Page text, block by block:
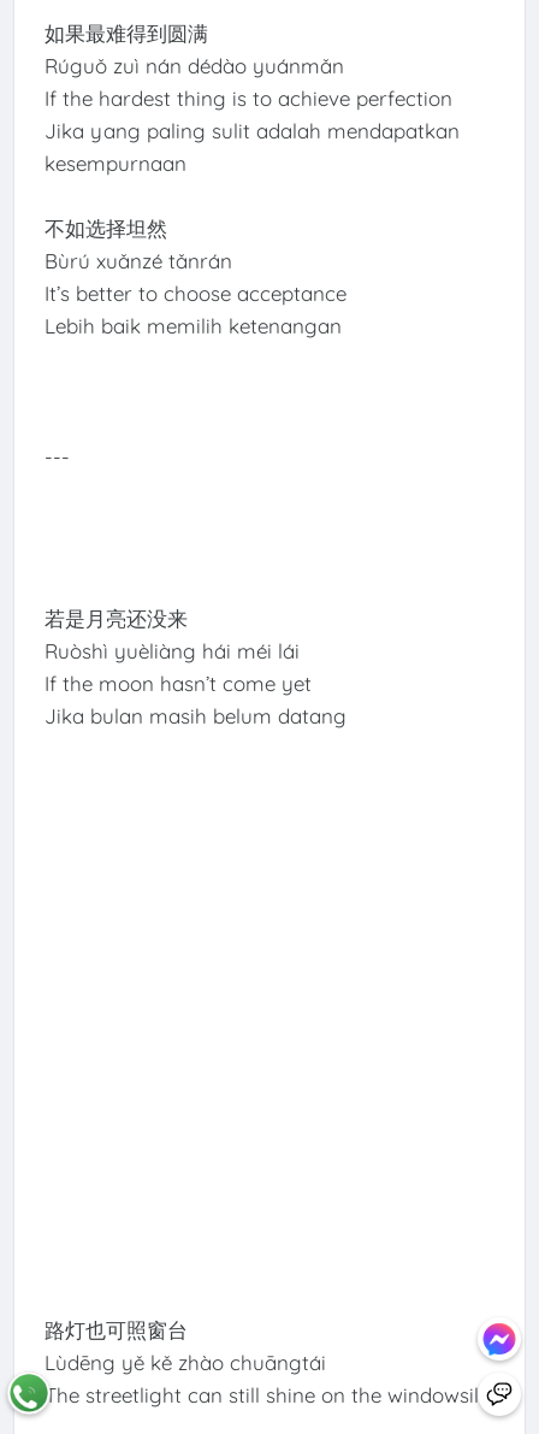
如果最难得到圆满
Rúguǒ zuì nán dédào yuánmǎn
If the hardest thing is to achieve perfection
Jika yang paling sulit adalah mendapatkan
kesempurnaan
不如选择坦然
Bùrú xuǎnzé tǎnrán
It’s better to choose acceptance
Lebih baik memilih ketenangan
---
若是月亮还没来
Ruòshì yuèliàng hái méi lái
If the moon hasn’t come yet
Jika bulan masih belum datang
路灯也可照窗台
Lùdēng yě kě zhào chuāngtái
The streetlight can still shine on the windowsill